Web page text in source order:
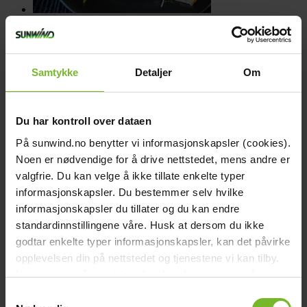
Samtykke Detaljer Om
Du har kontroll over dataen
På sunwind.no benytter vi informasjonskapsler (cookies).
Noen er nødvendige for å drive nettstedet, mens andre er
valgfrie. Du kan velge å ikke tillate enkelte typer
informasjonskapsler. Du bestemmer selv hvilke
informasjonskapsler du tillater og du kan endre
standardinnstillingene våre. Husk at dersom du ikke
godtar enkelte typer informasjonskapsler, kan det påvirke
opplevelsen din på nettstedet og tjenestene vi kan tilby.
Les mer om vårcookiepolicyher. Les mer om våre
arrow_right_alt
Recept Recept
Fyllda potatisskal på grillen
arrow_right_alt